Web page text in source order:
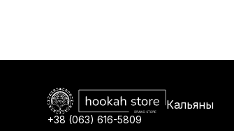
+38 (063) 616-5809
Кальяны